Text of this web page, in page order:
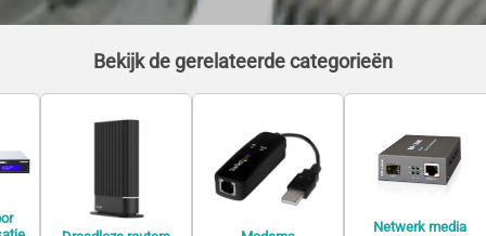
Bekijk de gerelateerde categorieën
Netwerk media